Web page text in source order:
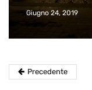
Giugno 24, 2019
Precedente